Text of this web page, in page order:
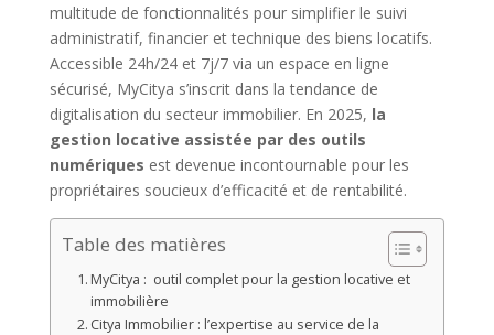
multitude de fonctionnalités pour simplifier le suivi
administratif, financier et technique des biens locatifs.
Accessible 24h/24 et 7j/7 via un espace en ligne
sécurisé, MyCitya s’inscrit dans la tendance de
digitalisation du secteur immobilier. En 2025, la
gestion locative assistée par des outils
numériques est devenue incontournable pour les
propriétaires soucieux d’efficacité et de rentabilité.
Table des matières
MyCitya : outil complet pour la gestion locative et
immobilière
Citya Immobilier : l’expertise au service de la